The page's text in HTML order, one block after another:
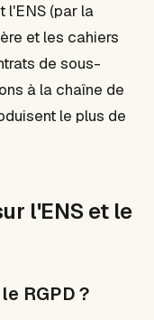
l'ENS (par la
et les cahiers
de sous-
à la chaîne de
le plus de
l'ENS et le
RGPD ?